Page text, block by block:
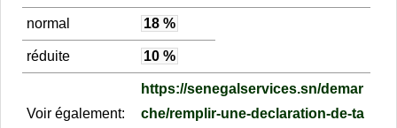
normal 18 %
réduite 10 %
Voir également:
https://senegalservices.sn/demar
che/remplir-une-declaration-de-ta